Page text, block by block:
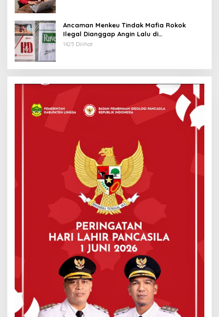
Ancaman Menkeu Tindak Mafia Rokok
Ilegal Dianggap Angin Lalu di
Tanjungpinang
1425 Dilihat